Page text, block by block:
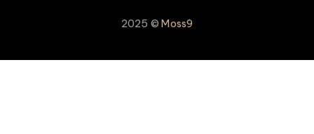
2025 ©Moss9